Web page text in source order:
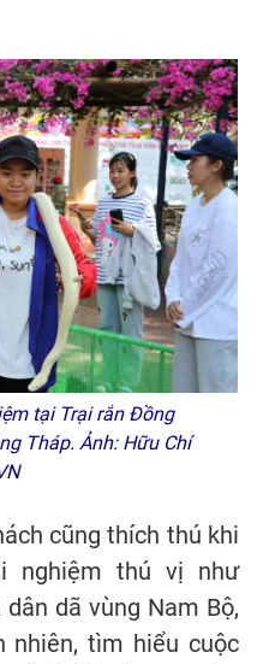
tại Trại rắn Đồng
Tháp. Ảnh: Hữu Chí
cũng thích thú khi
nghiệm thú vị như
dã vùng Nam Bộ,
nhiên, tìm hiểu cuộc